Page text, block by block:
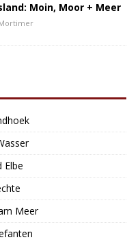
Moin, Moor + Meer
Elbe
Meer